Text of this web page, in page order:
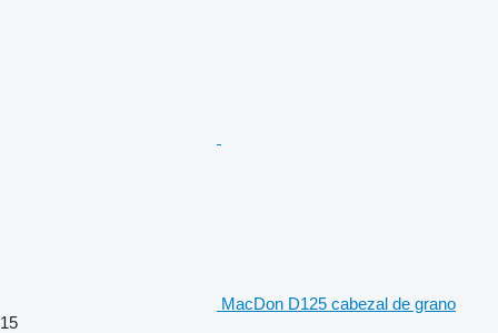
MacDon D125 cabezal de grano
15